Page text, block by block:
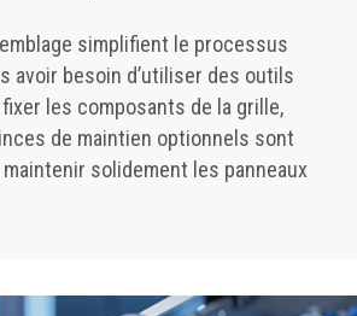
simplifient le processus
avoir besoin d’utiliser des outils
les composants de la grille,
de maintien optionnels sont
solidement les panneaux